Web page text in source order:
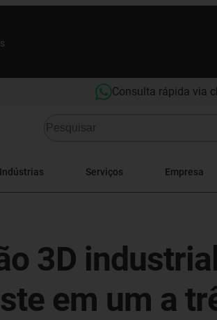
Consulta rápida via
Indústrias Serviços Empresa
3D
em um a